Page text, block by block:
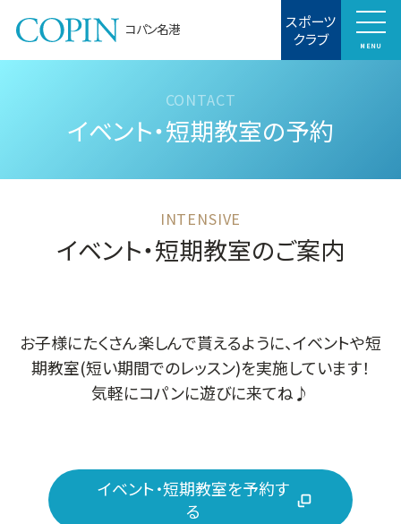
コパン名港 スポーツ
クラブ MENU
イベント・短期教室の予約
イベント・短期教室のご案内
お子様にたくさん楽しんで貰えるように、イベントや短
期教室(短い期間でのレッスン)を実施しています！
気軽にコパンに遊びに来てね♪
イベント・短期教室を予約す
る